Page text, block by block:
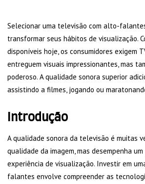
Selecionar uma televisão com alto-
transformar seus hábitos de visualização.
disponíveis hoje, os consumidores exigem
entreguem visuais impressionantes, mas
poderoso. A qualidade sonora superior
assistindo a filmes, jogando ou
Introdução
A qualidade sonora da televisão é muitas
qualidade da imagem, mas desempenha
experiência de visualização. Investir em
falantes envolve compreender as